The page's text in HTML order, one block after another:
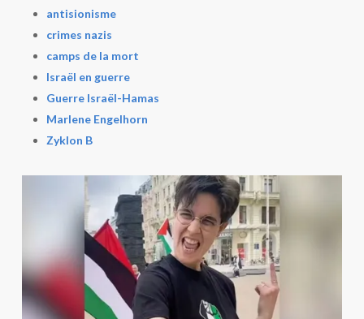
antisionisme
crimes nazis
camps de la mort
Israël en guerre
Guerre Israël-Hamas
Marlene Engelhorn
Zyklon B